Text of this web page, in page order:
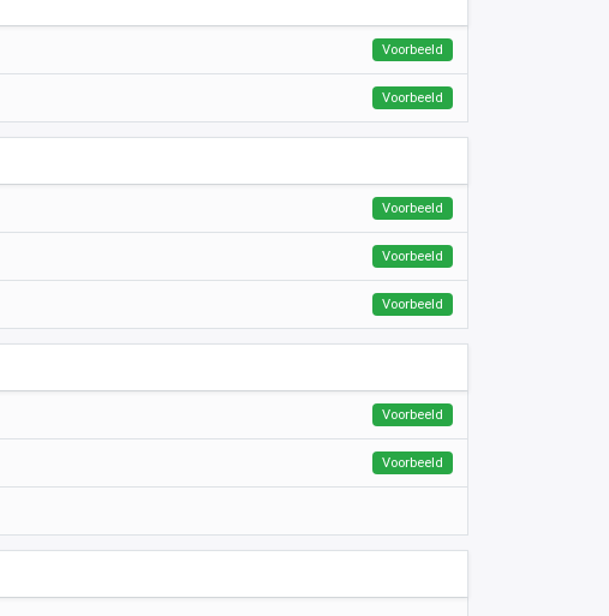
Voorbeeld
Voorbeeld
Voorbeeld
Voorbeeld
Voorbeeld
Voorbeeld
Voorbeeld